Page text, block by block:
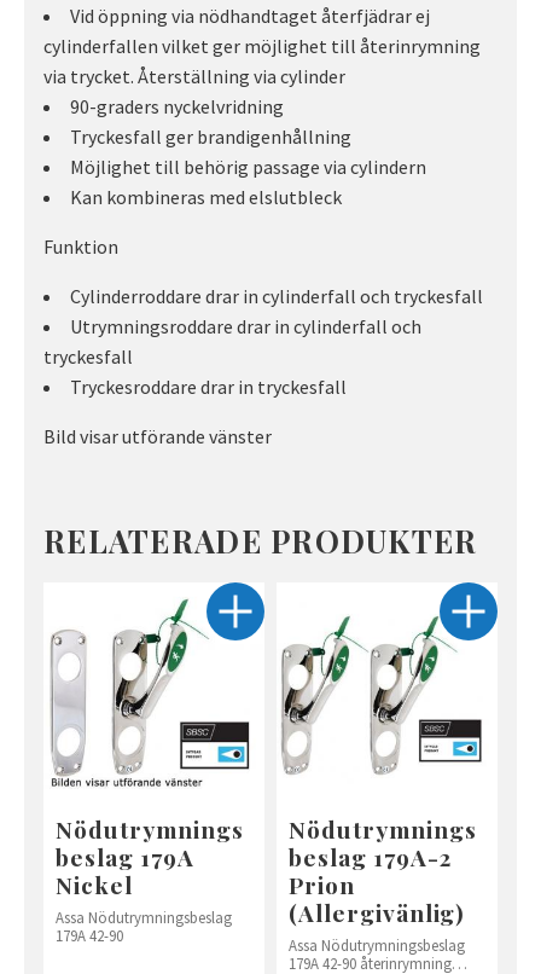
Vid öppning via nödhandtaget återfjädrar ej
cylinderfallen vilket ger möjlighet till återinrymning
via trycket. Återställning via cylinder
90-graders nyckelvridning
Tryckesfall ger brandigenhållning
Möjlighet till behörig passage via cylindern
Kan kombineras med elslutbleck
Funktion
Cylinderroddare drar in cylinderfall och tryckesfall
Utrymningsroddare drar in cylinderfall och
tryckesfall
Tryckesroddare drar in tryckesfall
Bild visar utförande vänster
RELATERADE PRODUKTER
Nödutrymnings
beslag 179A
Nickel
Assa Nödutrymningsbeslag
179A 42-90
Nödutrymnings
beslag 179A-2
Prion
(Allergivänlig)
Assa Nödutrymningsbeslag
179A 42-90 återinrymning